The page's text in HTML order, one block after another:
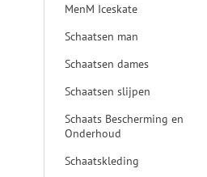
MenM Iceskate
Schaatsen man
Schaatsen dames
Schaatsen slijpen
Schaats Bescherming en
Onderhoud
Schaatskleding